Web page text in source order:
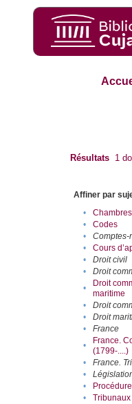
Résultats 1
Affiner par
•
•
Codes
•
Comptes-
•
Cours
•
Droit civil
•
Droit
•
Droit
maritime
• Droit
•
Droit
•
France
•
France.
(1799-....)
• France.
•
•
•
Tribunaux